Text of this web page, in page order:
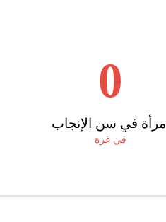
امرأة في سن الإنجاب
0
في غزة